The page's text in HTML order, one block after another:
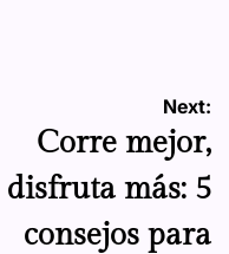
Next:
Corre mejor,
disfruta más: 5
consejos para